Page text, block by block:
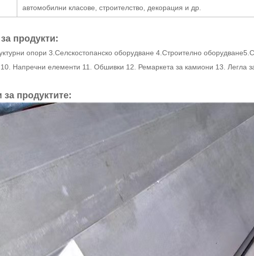
автомобилни класове, строителство, декорация и др.
продукти:
опори 3.Селскостопанско оборудване 4.Строително
Напречни елементи 11. Обшивки 12. Ремаркета за камиони 13. Легла
продуктите: